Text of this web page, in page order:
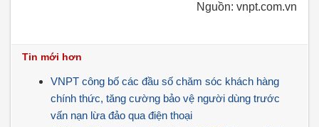
Nguồn: vnpt.com.vn
Tin mới hơn
VNPT công bố các đầu số chăm sóc khách hàng
chính thức, tăng cường bảo vệ người dùng trước
vấn nạn lừa đảo qua điện thoại